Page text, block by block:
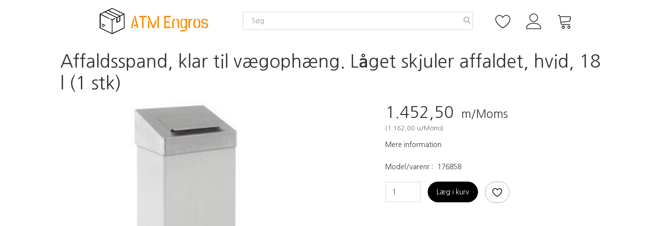
Affaldsspand, klar til vægophæng. Låget skjuler affaldet, hvid, 18
l (1 stk)
1.452,50 m/Moms
(1.162,00 u/Moms)
Mere information
Model/varenr.: 176858
Læg i kurv